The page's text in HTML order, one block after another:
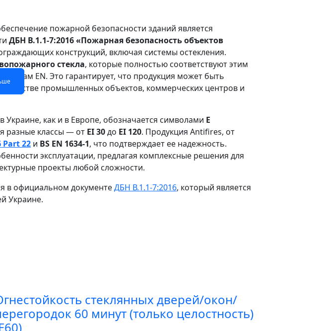
СТЕКЛО
СТЕКЛО
ОКОН И ДВЕРЕЙ
ПЕРЕГОРОДКА
пожарной безопасности зданий является
ДБН В.1.1-7:2016 «Пожарная безопасность объектов
конструкций, включая системы остекления.
стекла, которые полностью соответствуют этим
EN. Это гарантирует, что продукция может быть
промышленных объектов, коммерческих центров и
Украине, как и в Европе, обозначается символами E
разные классы — от EI 30до EI 120. Продукция Antifires, от
Part 22 и BS EN 1634-1, что подтверждает ее надежность.
эксплуатации, предлагая комплексные решения для
проекты любой сложности.
в официальном документеДБН В.1.1-7:2016, который является
Украине.
стеклянных дверей/окон/
60 минут (только целостность)